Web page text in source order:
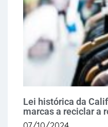
Lei histórica da
marcas a reciclar a